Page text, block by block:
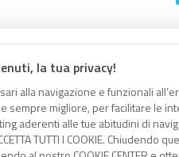
la tua privacy!
alla navigazione e funzionali
sempre migliore, per facilitare le
aderenti alle tue abitudini di
TUTTI I COOKIE. Chiudendo
negli appunti.